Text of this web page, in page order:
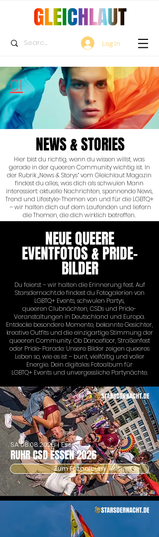
Log In
01
NEWS & STORIES
Hier bist du richtig, wenn du wissen willst, was
gerade in der queeren Community wichtig ist. In
der Rubrik „News & Storys“ vom Gleichlaut Magazin
findest du alles, was dich als schwulen Mann
interessiert: aktuelle Nachrichten, spannende News,
Trend und Lifestyle-Themen von und für die LGBTQ+
– wir halten dich auf dem Laufenden und liefern
die Themen, die dich wirklich betreffen.
NEUE QUEERE
EVENTFOTOS & PRIDE-
BILDER
Du feierst – wir halten die Erinnerung fest. Auf
Starsdernacht.de findest du Fotogalerien von
LGBTQ+ Events, schwulen Partys,
queeren Clubnächten, CSDs und Pride-
Veranstaltungen in Deutschland und Europa.
Entdecke besondere Momente, bekannte Gesichter,
kreative Outfits und die einzigartige Stimmung der
queeren Community. Ob Dancefloor, Straßenfest
oder Pride-Parade: Unsere Bilder zeigen queeres
Leben so, wie es ist – bunt, vielfältig und voller
Energie. Dein digitales Fotoalbum für
LGBTQ+ Events und unvergessliche Partynächte.
RUHR CSD ESSEN 2026
SA08.08.2026| Essen
Zum Fotoalbum